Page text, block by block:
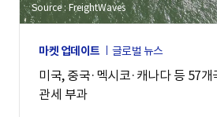
Source : FreightWaves
마켓 업데이트 글로벌 뉴스
미국, 중국·멕시코·캐나다 등 57
관세 부과